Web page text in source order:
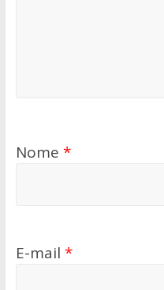
Nome *
E-mail *